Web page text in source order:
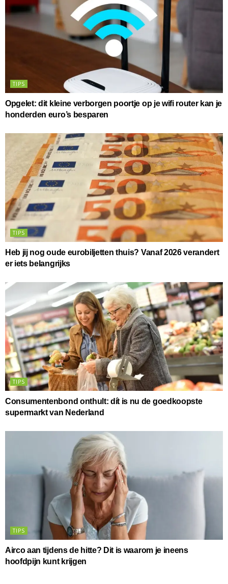
TIPS
Opgelet: dit kleine verborgen poortje op je wifi router kan je
honderden euro’s besparen
TIPS
Heb jij nog oude eurobiljetten thuis? Vanaf 2026 verandert
er iets belangrijks
TIPS
Consumentenbond onthult: dít is nu de goedkoopste
supermarkt van Nederland
TIPS
Airco aan tijdens de hitte? Dit is waarom je ineens
hoofdpijn kunt krijgen